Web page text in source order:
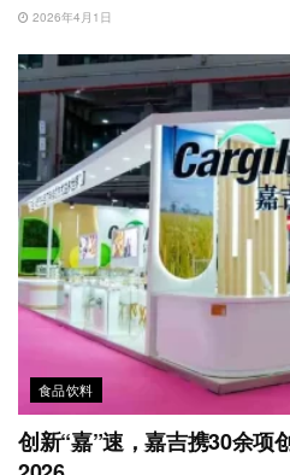
2026年4月1日
食品饮料
创新“嘉”速，嘉吉携30余项